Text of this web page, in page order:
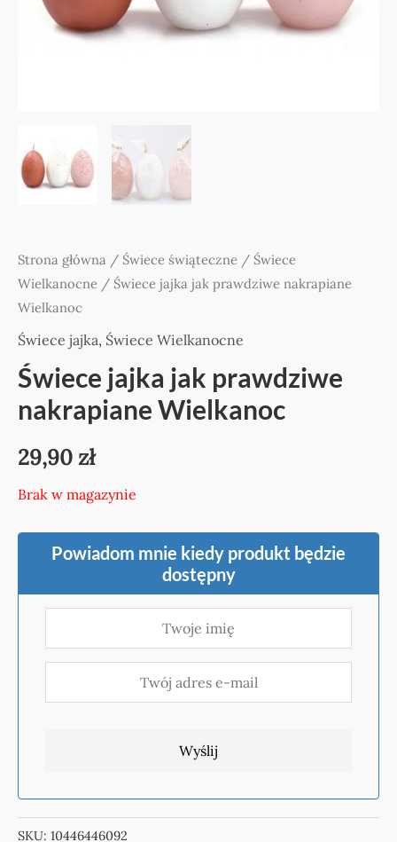
Strona główna / Świece świąteczne / Świece
Wielkanocne / Świece jajka jak prawdziwe nakrapiane
Wielkanoc
Świece jajka, Świece Wielkanocne
Świece jajka jak prawdziwe
nakrapiane Wielkanoc
29,90 zł
Brak w magazynie
Powiadom mnie kiedy produkt będzie
dostępny
SKU: 10446446092